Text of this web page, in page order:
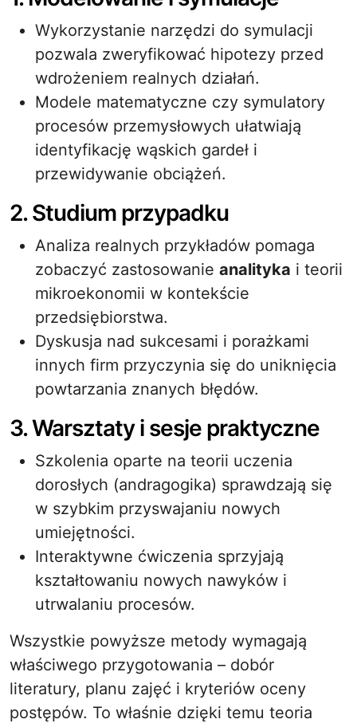
Wykorzystanie narzędzi do symulacji
pozwala zweryfikować hipotezy przed
wdrożeniem realnych działań.
Modele matematyczne czy symulatory
procesów przemysłowych ułatwiają
identyfikację wąskich gardeł i
przewidywanie obciążeń.
2. Studium przypadku
Analiza realnych przykładów pomaga
zobaczyć zastosowanie analityka i teorii
mikroekonomii w kontekście
przedsiębiorstwa.
Dyskusja nad sukcesami i porażkami
innych firm przyczynia się do uniknięcia
powtarzania znanych błędów.
3. Warsztaty i sesje praktyczne
Szkolenia oparte na teorii uczenia
dorosłych (andragogika) sprawdzają się
w szybkim przyswajaniu nowych
umiejętności.
Interaktywne ćwiczenia sprzyjają
kształtowaniu nowych nawyków i
utrwalaniu procesów.
Wszystkie powyższe metody wymagają
właściwego przygotowania – dobór
literatury, planu zajęć i kryteriów oceny
postępów. To właśnie dzięki temu teoria